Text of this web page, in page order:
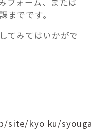
までです。
てみてはいかがで
site/kyoiku/